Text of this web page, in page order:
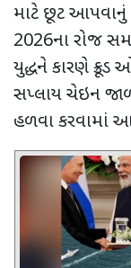
માટે છૂટ
2026ના રોજ
યુદ્ધને કારણે
સપ્લાય ચેઇન
હળવા કરવામાં